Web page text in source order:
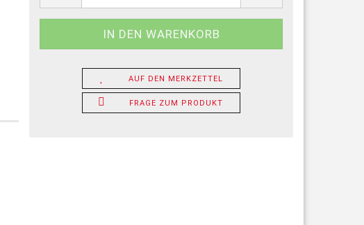
AUF DEN MERKZETTEL
FRAGE ZUM PRODUKT